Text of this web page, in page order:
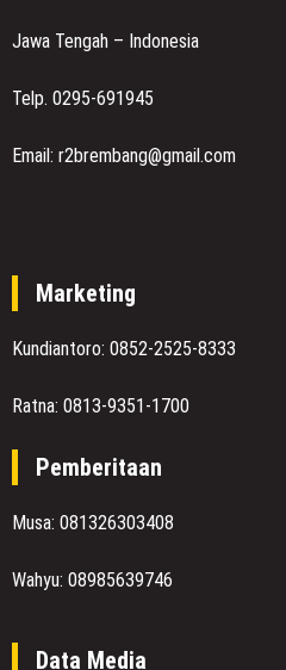
Jawa Tengah – Indonesia
Telp. 0295-691945
Email: r2brembang@gmail.com
Marketing
Kundiantoro: 0852-2525-8333
Ratna: 0813-9351-1700
Pemberitaan
Musa: 081326303408
Wahyu: 08985639746
Data Media